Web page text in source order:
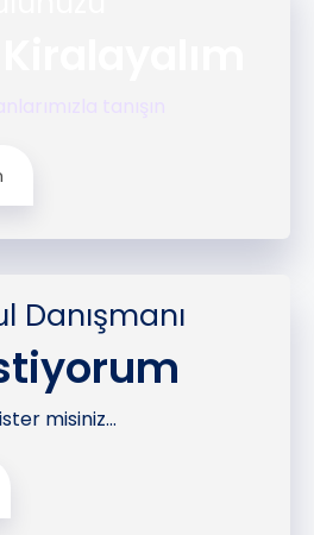
Danışmanı
misiniz...